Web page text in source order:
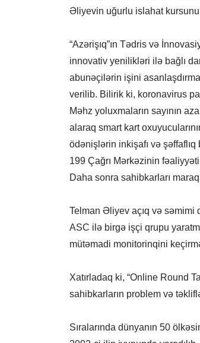
Əliyevin uğurlu islahat
“Azərişıq”ın Tədris və
innovativ yenilikləri ilə bağlı
abunəçilərin işini
verilib. Bilirik ki, koronavirus
Məhz yoluxmaların sayının
alaraq smart kart
ödənişlərin inkişafı və
199 Çağrı Mərkəzinin
Daha sonra sahibkarları
Telman Əliyev açıq və səmimi
ASC ilə birgə işçi qrupu
mütəmadi monitorinqini
Xatırladaq ki, “Online Round
sahibkarların problem və
Sıralarında dünyanın 50